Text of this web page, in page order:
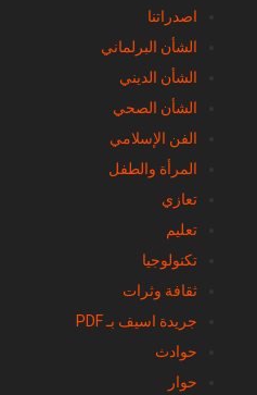
اسيف TV
اصدراتنا
الشأن البرلماني
الشأن الديني
الشأن الصحي
الفن الإسلامي
المرأة والطفل
تعازي
تعليم
تكنولوجيا
ثقافة وثرات
جريدة اسيف بـ PDF
حوادث